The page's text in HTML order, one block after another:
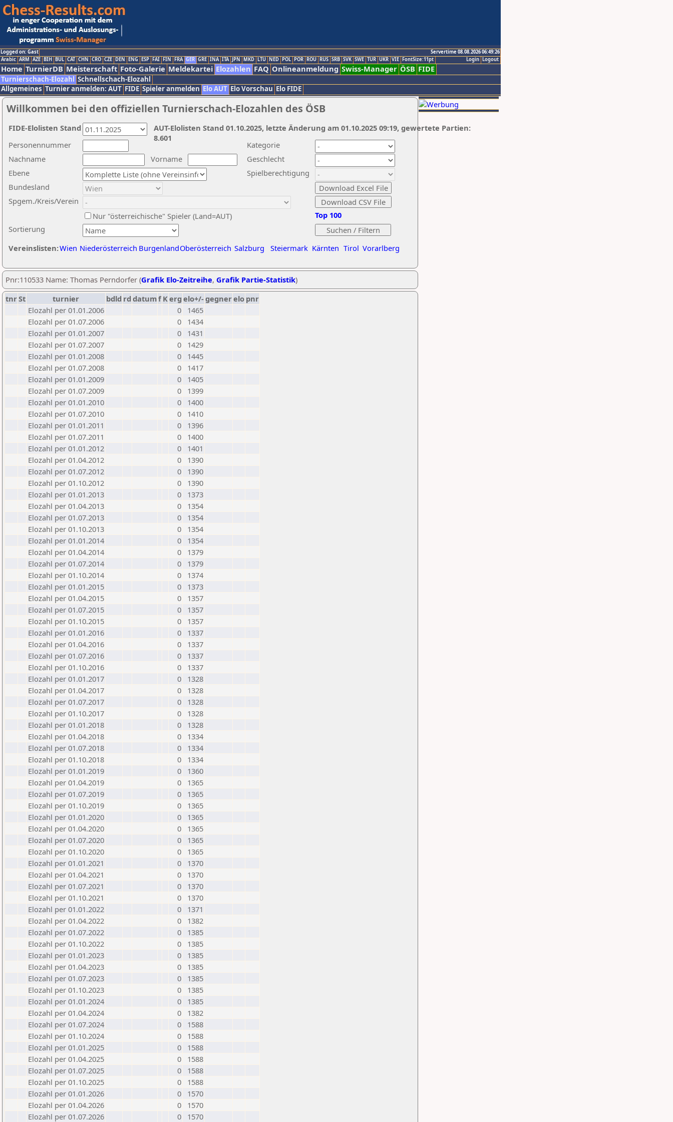
Logged on: Gast
Servertime 08.08.2026 06:49:26
Logout
Login
Arabic ARM AZE BIH BUL CAT CHN CRO CZE DEN ENG ESP FAI FIN FRA GER GRE INA ITA JPN MKD LTU NED POL POR ROU RUS SRB SVK SWE TUR UKR VIE FontSize:11pt
Home TurnierDB Meisterschaft Foto-Galerie Meldekartei Elozahlen FAQ Onlineanmeldung Swiss-Manager ÖSB FIDE
Turnierschach-Elozahl Schnellschach-Elozahl
Allgemeines Turnier anmelden: AUT FIDE Spieler anmelden Elo AUT Elo Vorschau Elo FIDE
Willkommen bei den offiziellen Turnierschach-Elozahlen des ÖSB
Nachname
Vorname
Ebene
Kategorie
Sortierung
Personennummer
Bundesland
Spgem./Kreis/Verein
Geschlecht
Nur "österreichische" Spieler (Land=AUT)
Spielberechtigung
Vereinslisten:Wien Niederösterreich BurgenlandOberösterreich Salzburg Steiermark Kärnten Tirol Vorarlberg
Top 100
AUT-Elolisten Stand 01.10.2025, letzte Änderung am 01.10.2025 09:19, gewertete Partien:
8.601
FIDE-Elolisten Stand
Pnr:110533 Name: Thomas Perndorfer (Grafik Elo-Zeitreihe, Grafik Partie-Statistik)
tnrSt turnier bdld rd datumf Kerg elo+/-gegnerelo pnr
Elozahl per 01.01.2006
0
1465
Elozahl per 01.07.2006
0
1434
Elozahl per 01.01.2007
0
1431
Elozahl per 01.07.2007
0
1429
Elozahl per 01.01.2008
0
1445
Elozahl per 01.07.2008
0
1417
Elozahl per 01.01.2009
0
1405
Elozahl per 01.07.2009
0
1399
Elozahl per 01.01.2010
0
1400
Elozahl per 01.07.2010
0
1410
Elozahl per 01.01.2011
0
1396
Elozahl per 01.07.2011
0
1400
Elozahl per 01.01.2012
0
1401
Elozahl per 01.04.2012
0
1390
Elozahl per 01.07.2012
0
1390
Elozahl per 01.10.2012
0
1390
Elozahl per 01.01.2013
0
1373
Elozahl per 01.04.2013
0
1354
Elozahl per 01.07.2013
0
1354
Elozahl per 01.10.2013
0
1354
Elozahl per 01.01.2014
0
1354
Elozahl per 01.04.2014
0
1379
Elozahl per 01.07.2014
0
1379
Elozahl per 01.10.2014
0
1374
Elozahl per 01.01.2015
0
1373
Elozahl per 01.04.2015
0
1357
Elozahl per 01.07.2015
0
1357
Elozahl per 01.10.2015
0
1357
Elozahl per 01.01.2016
0
1337
Elozahl per 01.04.2016
0
1337
Elozahl per 01.07.2016
0
1337
Elozahl per 01.10.2016
0
1337
Elozahl per 01.01.2017
0
1328
Elozahl per 01.04.2017
0
1328
Elozahl per 01.07.2017
0
1328
Elozahl per 01.10.2017
0
1328
Elozahl per 01.01.2018
0
1328
Elozahl per 01.04.2018
0
1334
Elozahl per 01.07.2018
0
1334
Elozahl per 01.10.2018
0
1334
Elozahl per 01.01.2019
0
1360
Elozahl per 01.04.2019
0
1365
Elozahl per 01.07.2019
0
1365
Elozahl per 01.10.2019
0
1365
Elozahl per 01.01.2020
0
1365
Elozahl per 01.04.2020
0
1365
Elozahl per 01.07.2020
0
1365
Elozahl per 01.10.2020
0
1365
Elozahl per 01.01.2021
0
1370
Elozahl per 01.04.2021
0
1370
Elozahl per 01.07.2021
0
1370
Elozahl per 01.10.2021
0
1370
Elozahl per 01.01.2022
0
1371
Elozahl per 01.04.2022
0
1382
Elozahl per 01.07.2022
0
1385
Elozahl per 01.10.2022
0
1385
Elozahl per 01.01.2023
0
1385
Elozahl per 01.04.2023
0
1385
Elozahl per 01.07.2023
0
1385
Elozahl per 01.10.2023
0
1385
Elozahl per 01.01.2024
0
1385
Elozahl per 01.04.2024
0
1382
Elozahl per 01.07.2024
0
1588
Elozahl per 01.10.2024
0
1588
Elozahl per 01.01.2025
0
1588
Elozahl per 01.04.2025
0
1588
Elozahl per 01.07.2025
0
1588
Elozahl per 01.10.2025
0
1588
Elozahl per 01.01.2026
0
1570
Elozahl per 01.04.2026
0
1570
Elozahl per 01.07.2026
0 1570